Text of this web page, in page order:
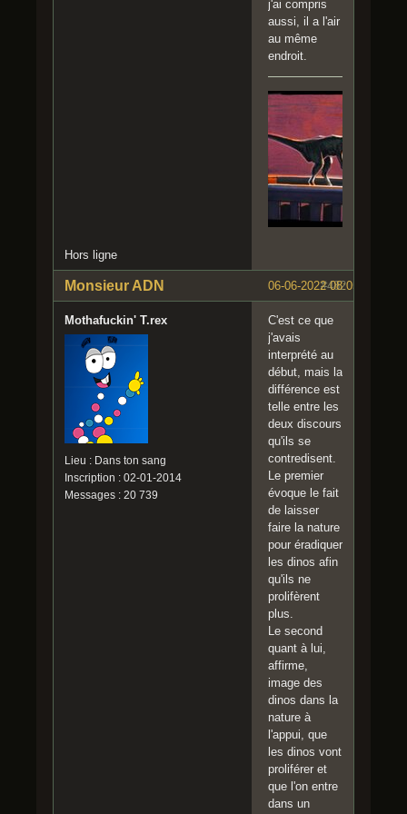
j'ai compris
aussi, il a l'air
au même
endroit.
Hors ligne
#482
06-06-2022 08:05:13
Monsieur ADN
Mothafuckin' T.rex
Lieu : Dans ton sang
Inscription : 02-01-2014
Messages : 20 739
C'est ce que
j'avais
interprété au
début, mais la
différence est
telle entre les
deux discours
qu'ils se
contredisent.
Le premier
évoque le fait
de laisser
faire la nature
pour éradiquer
les dinos afin
qu'ils ne
prolifèrent
plus.
Le second
quant à lui,
affirme,
image des
dinos dans la
nature à
l'appui, que
les dinos vont
proliférer et
que l'on entre
dans un